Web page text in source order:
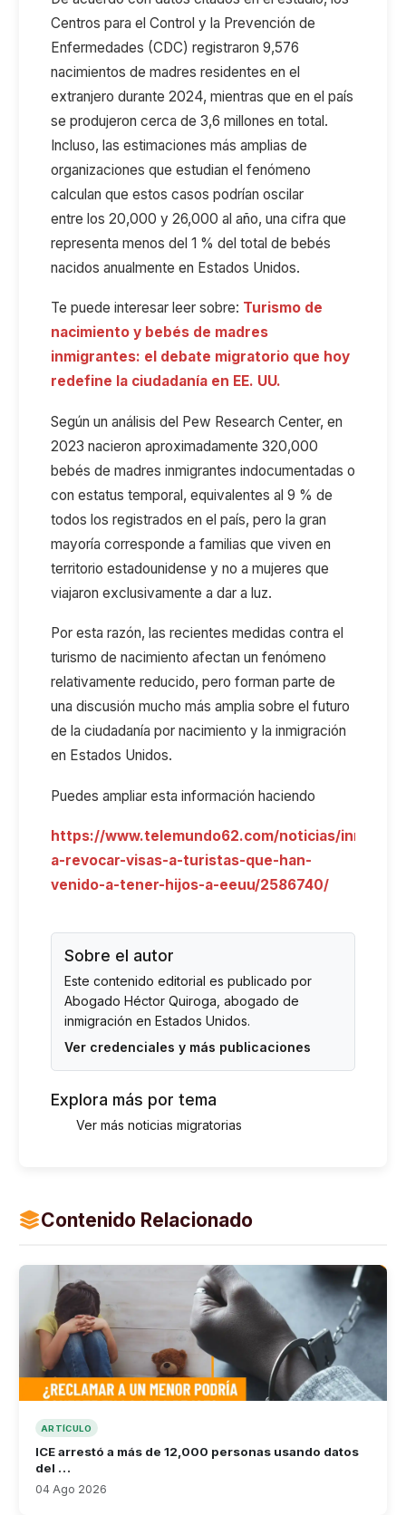
Centros para el Control y la Prevención de
Enfermedades (CDC) registraron 9,576
nacimientos de madres residentes en el
extranjero durante 2024, mientras que en el país
se produjeron cerca de 3,6 millones en total.
Incluso, las estimaciones más amplias de
organizaciones que estudian el fenómeno
calculan que estos casos podrían oscilar
entre los 20,000 y 26,000 al año, una cifra que
representa menos del 1 % del total de bebés
nacidos anualmente en Estados Unidos.
Te puede interesar leer sobre: Turismo de
nacimiento y bebés de madres
inmigrantes: el debate migratorio que hoy
redefine la ciudadanía en EE. UU.
Según un análisis del Pew Research Center, en
2023 nacieron aproximadamente 320,000
bebés de madres inmigrantes indocumentadas o
con estatus temporal, equivalentes al 9 % de
todos los registrados en el país, pero la gran
mayoría corresponde a familias que viven en
territorio estadounidense y no a mujeres que
viajaron exclusivamente a dar a luz.
Por esta razón, las recientes medidas contra el
turismo de nacimiento afectan un fenómeno
relativamente reducido, pero forman parte de
una discusión mucho más amplia sobre el futuro
de la ciudadanía por nacimiento y la inmigración
en Estados Unidos.
Puedes ampliar esta información haciendo
https://www.telemundo62.com/noticias/
a-revocar-visas-a-turistas-que-han-
venido-a-tener-hijos-a-eeuu/2586740/
Sobre el autor
Este contenido editorial es publicado por
Abogado Héctor Quiroga , abogado de
inmigración en Estados Unidos.
Ver credenciales y más publicaciones
Explora más por tema
Ver más noticias migratorias
Contenido Relacionado
ARTÍCULO
ICE arrestó a más de 12,000 personas usando datos
del …
04 Ago 2026